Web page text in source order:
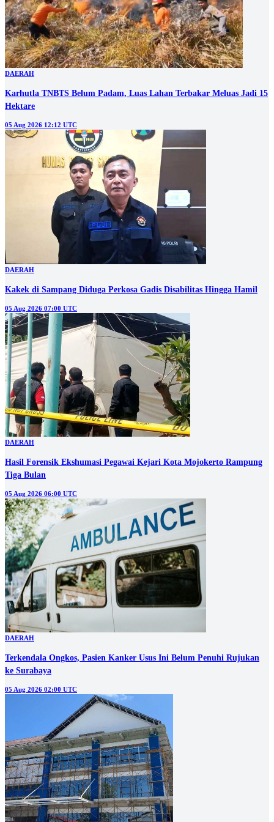
DAERAH
Karhutla TNBTS Belum Padam, Luas Lahan Terbakar Meluas Jadi 15
Hektare
05 Aug 2026 12:12 UTC
DAERAH
Kakek di Sampang Diduga Perkosa Gadis Disabilitas Hingga Hamil
05 Aug 2026 07:00 UTC
DAERAH
Hasil Forensik Ekshumasi Pegawai Kejari Kota Mojokerto Rampung
Tiga Bulan
05 Aug 2026 06:00 UTC
DAERAH
Terkendala Ongkos, Pasien Kanker Usus Ini Belum Penuhi Rujukan
ke Surabaya
05 Aug 2026 02:00 UTC